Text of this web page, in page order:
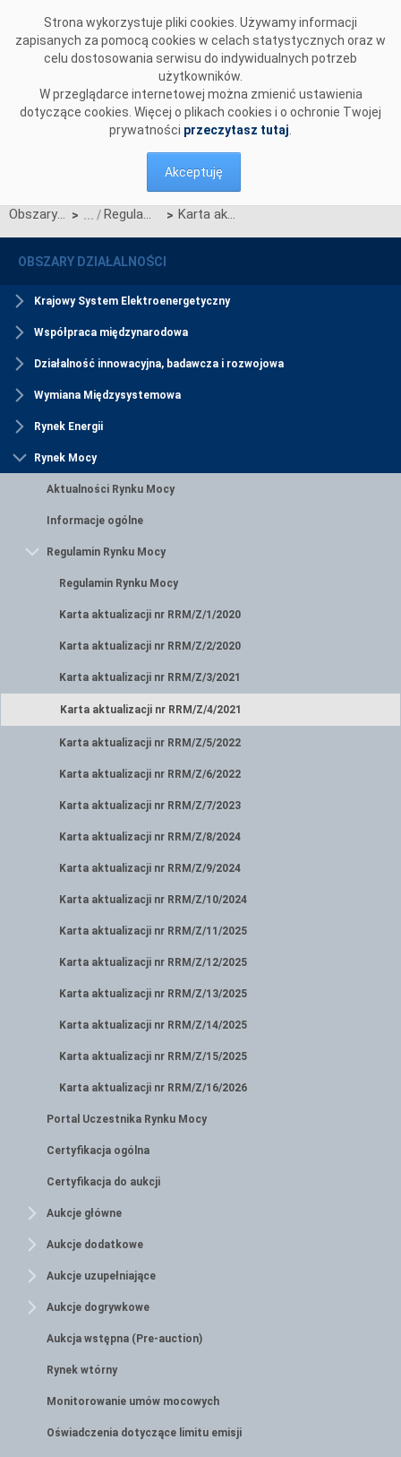
Strona wykorzystuje pliki cookies. Używamy informacji
zapisanych za pomocą cookies w celach statystycznych oraz w
celu dostosowania serwisu do indywidualnych potrzeb
użytkowników.
W przeglądarce internetowej można zmienić ustawienia
dotyczące cookies. Więcej o plikach cookies i o ochronie Twojej
prywatności przeczytasz tutaj
Akceptuję
Obszary działalności > Regulamin Rynku Mocy > Karta aktualizacji nr RRM/Z/4/2021
OBSZARY DZIAŁALNOŚCI
Krajowy System Elektroenergetyczny
Współpraca międzynarodowa
Działalność innowacyjna, badawcza i rozwojowa
Wymiana Międzysystemowa
Rynek Energii
Rynek Mocy
Aktualności Rynku Mocy
Informacje ogólne
Regulamin Rynku Mocy
Regulamin Rynku Mocy
Karta aktualizacji nr RRM/Z/1/2020
Karta aktualizacji nr RRM/Z/2/2020
Karta aktualizacji nr RRM/Z/3/2021
Karta aktualizacji nr RRM/Z/4/2021
Karta aktualizacji nr RRM/Z/5/2022
Karta aktualizacji nr RRM/Z/6/2022
Karta aktualizacji nr RRM/Z/7/2023
Karta aktualizacji nr RRM/Z/8/2024
Karta aktualizacji nr RRM/Z/9/2024
Karta aktualizacji nr RRM/Z/10/2024
Karta aktualizacji nr RRM/Z/11/2025
Karta aktualizacji nr RRM/Z/12/2025
Karta aktualizacji nr RRM/Z/13/2025
Karta aktualizacji nr RRM/Z/14/2025
Karta aktualizacji nr RRM/Z/15/2025
Karta aktualizacji nr RRM/Z/16/2026
Portal Uczestnika Rynku Mocy
Certyfikacja ogólna
Certyfikacja do aukcji
Aukcje główne
Aukcje dodatkowe
Aukcje uzupełniające
Aukcje dogrywkowe
Aukcja wstępna (Pre-auction)
Rynek wtórny
Monitorowanie umów mocowych
Oświadczenia dotyczące limitu emisji